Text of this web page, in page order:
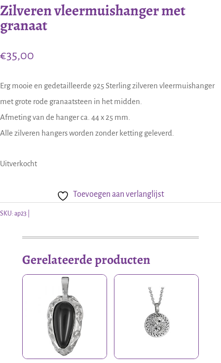
Zilveren vleermuishanger met
granaat
€35,00
Erg mooie en gedetailleerde 925 Sterling zilveren vleermuishanger
met grote rode granaatsteen in het midden.
Afmeting van de hanger ca. 44 x 25 mm.
Alle zilveren hangers worden zonder ketting geleverd.
Uitverkocht
Toevoegen aan verlanglijst
SKU: ap23
Gerelateerde producten